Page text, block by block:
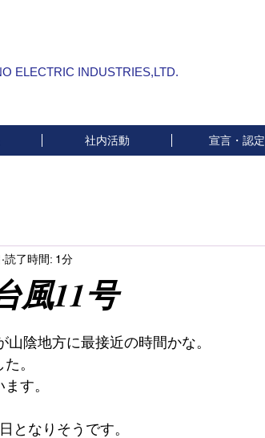
ELECTRIC INDUSTRIES,LTD.
社内活動 宣言・認定
号
読了時間: 1分
されています。
陰地方に最接近の時間かな。
。
す。
となりそうです。